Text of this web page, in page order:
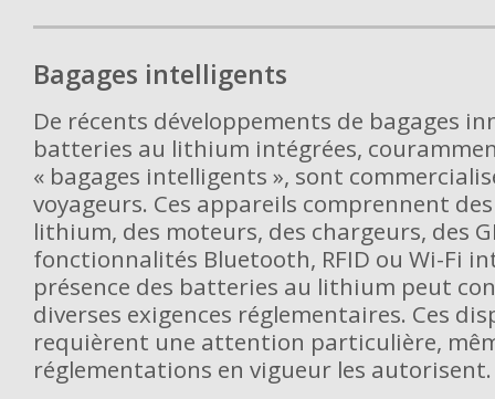
Bagages intelligents
De récents développements de bagages
batteries au lithium intégrées,
« bagages intelligents », sont
voyageurs. Ces appareils comprennent
lithium, des moteurs, des chargeurs, des
fonctionnalités Bluetooth, RFID ou Wi-Fi
présence des batteries au lithium peut
diverses exigences réglementaires. Ces
requièrent une attention particulière,
réglementations en vigueur les